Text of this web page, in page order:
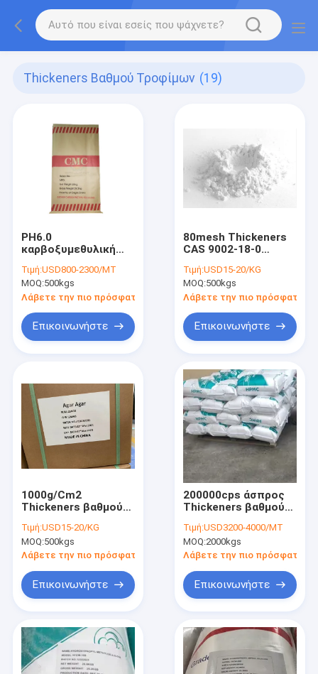
Thickeners Βαθμού Τροφίμων (19)
PH6.0
καρβοξυμεθυλική
νατρίου,
πυκνώνοντας
πράκτορας EINECS
265-995-8 CMC
Τιμή:USD800-2300/MT
MOQ:500kgs
Λάβετε την πιο πρόσφατη τιμή
Επικοινωνήστε
80mesh Thickeners
CAS 9002-18-0
οργανική σκόνη
αγάρ-αγάρ
Τιμή:USD15-20/KG
MOQ:500kgs
Λάβετε την πιο πρόσφατη
Επικοινωνήστε
1000g/Cm2
Thickeners βαθμού
Halal αγάρ-αγάρ
εγκεκριμένο
Τιμή:USD15-20/KG
MOQ:500kgs
Λάβετε την πιο πρόσφατη τιμή
Επικοινωνήστε
200000cps άσπρος
Thickeners βαθμού
HPMC Kosher
εγκεκριμένος
Τιμή:USD3200-4000/MT
MOQ:2000kgs
Λάβετε την πιο πρόσφατη
Επικοινωνήστε